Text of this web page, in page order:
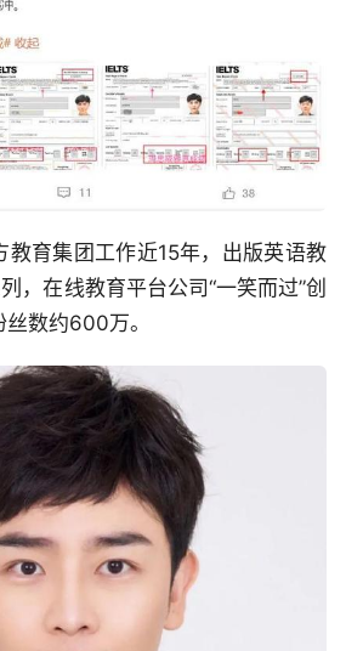
教育集团工作近15年，出版英语教
，在线教育平台公司“一笑而过”创
数约600万。